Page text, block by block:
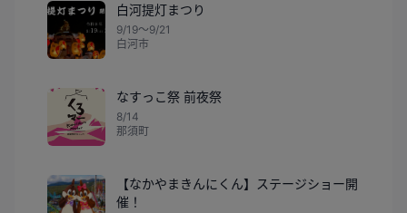
白河提灯まつり
9/19〜9/21
白河市
なすっこ祭 前夜祭
8/14
那須町
【なかやまきんにくん】ステージショー開
催！